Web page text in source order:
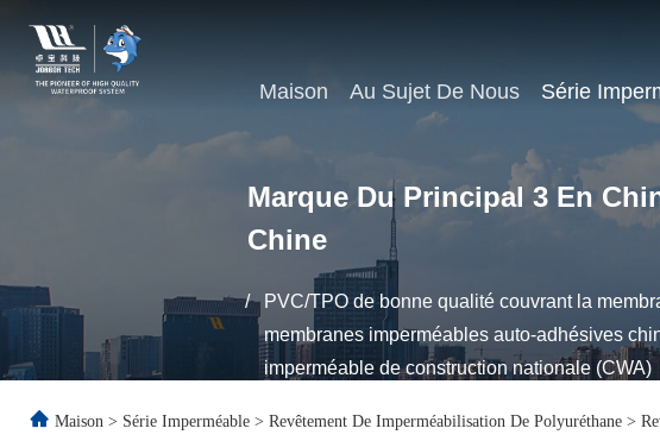
Maison Au Sujet De Nous Série
Marque Du Principal 3 En
Chine
/
PVC/TPO de bonne qualité couvrant la
membranes imperméables auto-adhésives
imperméable de construction nationale (CWA)
Maison > Série Imperméable > Revêtement De Imperméabilisation De Polyuréthane >